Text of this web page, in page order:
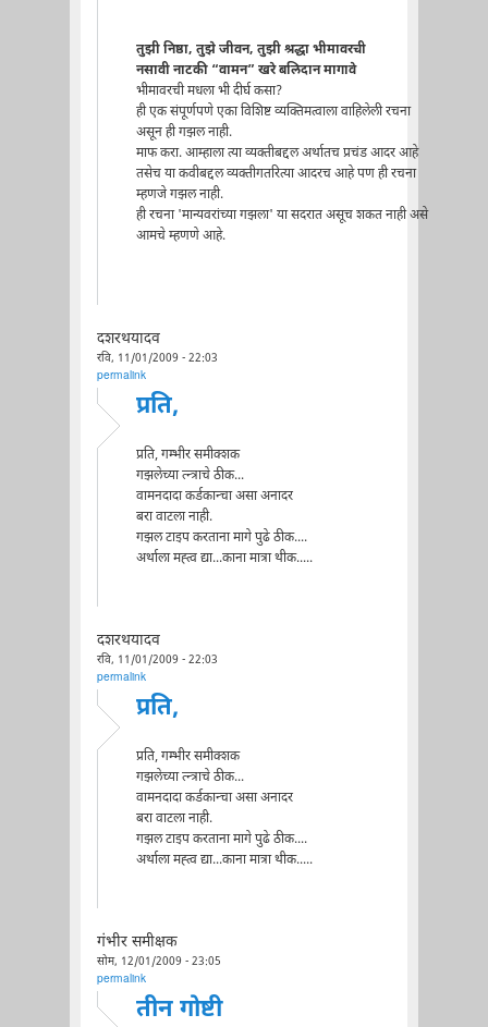
तुझी निष्ठा, तुझे जीवन, तुझी श्रद्धा भीमावरची
नसावी नाटकी “वामन” खरे बलिदान मागावे
भीमावरची मधला भी दीर्घ कसा?
ही एक संपूर्णपणे एका विशिष्ट व्यक्तिमत्वाला वाहिलेली रचना
असून ही गझल नाही.
माफ करा. आम्हाला त्या व्यक्तीबद्दल अर्थातच प्रचंड आदर आहे
तसेच या कवीबद्दल व्यक्तीगतरित्या आदरच आहे पण ही रचना
म्हणजे गझल नाही.
ही रचना 'मान्यवरांच्या गझला' या सदरात असूच शकत नाही असे
आमचे म्हणणे आहे.
दशरथयादव
रवि, 11/01/2009 - 22:03
permalink
प्रति,
प्रति, गम्भीर समीक्शक
गझलेच्या त्न्त्राचे ठीक...
वामनदादा कर्डकान्चा असा अनादर
बरा वाटला नाही.
गझल टाइप करताना मागे पुढे ठीक....
अर्थाला मह्त्व द्या...काना मात्रा थीक.....
दशरथयादव
रवि, 11/01/2009 - 22:03
permalink
प्रति,
प्रति, गम्भीर समीक्शक
गझलेच्या त्न्त्राचे ठीक...
वामनदादा कर्डकान्चा असा अनादर
बरा वाटला नाही.
गझल टाइप करताना मागे पुढे ठीक....
अर्थाला मह्त्व द्या...काना मात्रा थीक.....
गंभीर समीक्षक
सोम, 12/01/2009 - 23:05
permalink
तीन गोष्टी